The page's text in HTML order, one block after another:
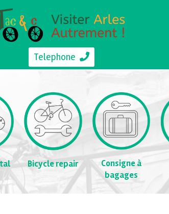
Telephone
Bicycle repair
Consigne à
bagages